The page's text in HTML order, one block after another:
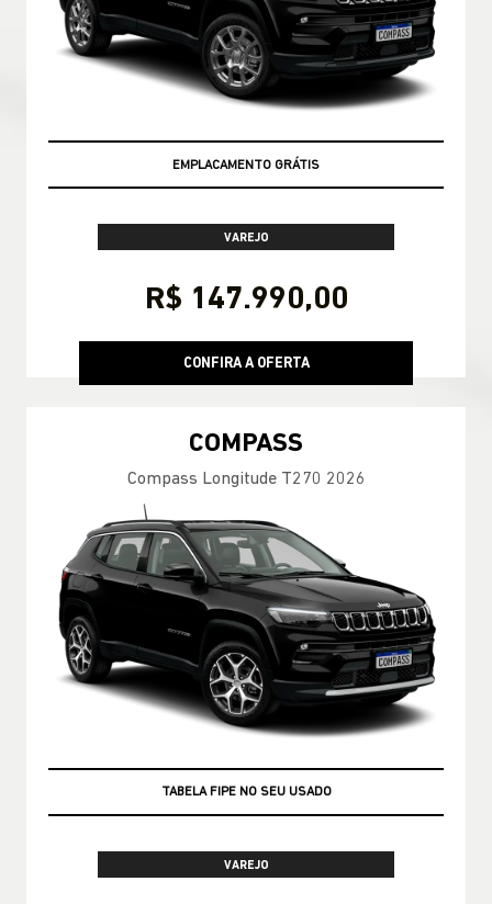
TAXA ZERO
VAREJO
R$ 147.990,00
CONFIRA A OFERTA
COMPASS
Compass Longitude T270 2026
TAXA ZERO
VAREJO